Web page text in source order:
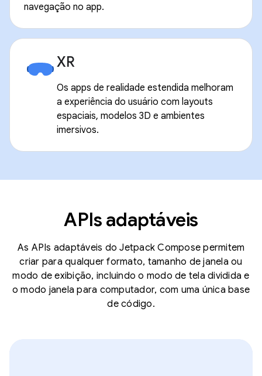
navegação no app.
XR
Os apps de realidade estendida melhoram
a experiência do usuário com layouts
espaciais, modelos 3D e ambientes
imersivos.
APIs adaptáveis
As APIs adaptáveis do Jetpack Compose permitem
criar para qualquer formato, tamanho de janela ou
modo de exibição, incluindo o modo de tela dividida e
o modo janela para computador, com uma única base
de código.